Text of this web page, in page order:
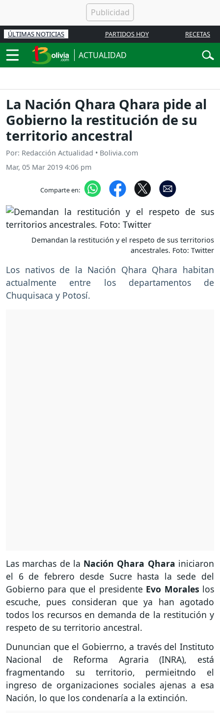
ÚLTIMAS NOTICIAS PARTIDOS HOY RECETAS
ACTUALIDAD
La Nación Qhara Qhara pide al
Gobierno la restitución de su
territorio ancestral
Por: Redacción Actualidad • Bolivia.com
Mar, 05 Mar 2019 4:06 pm
Comparte en:
Demandan la restitución y el respeto de sus territorios
ancestrales. Foto: Twitter
Los nativos de la Nación Qhara Qhara habitan
actualmente entre los departamentos de
Chuquisaca y Potosí.
Las marchas de la Nación Qhara Qhara iniciaron
el 6 de febrero desde Sucre hasta la sede del
Gobierno para que el presidente Evo Morales los
escuche, pues consideran que ya han agotado
todos los recursos en demanda de la restitución y
respeto de su territorio ancestral.
Dununcian que el Gobierrno, a través del Instituto
Nacional de Reforma Agraria (INRA), está
fragmentando su territorio, permieitndo el
ingreso de organizaciones sociales ajenas a esa
Nación, lo que los condenaría a la extinción.